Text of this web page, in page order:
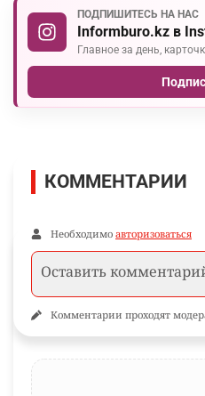
ПОДПИШИТЕСЬ НА НАС
Informburo.kz в
Главное за день,
КОММЕНТАРИИ
Необходимо авторизоваться
Комментарии проходят